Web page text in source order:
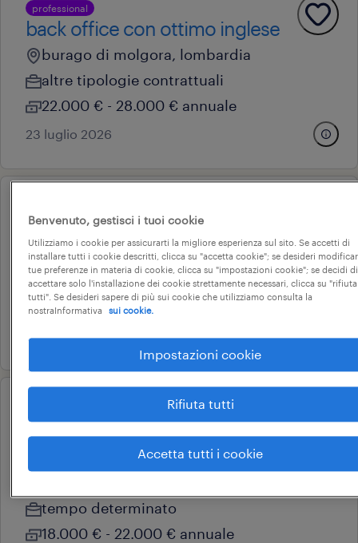
professional
back office con ottimo inglese
burago di molgora, lombardia
altre tipologie contrattuali
22.000 € - 28.000 € annuale
23 luglio 2026
stage back office commerciale
vimodrone, lombardia
stage e tirocini
15.000 € - 18.000 € annuale
24 luglio 2026
impiegato gestione ordini e
spedizioni (m/f/nb)
tempo determinato
18.000 € - 22.000 € annuale
Benvenuto, gestisci i tuoi cookie
Utilizziamo i cookie per assicurarti la migliore esperienza sul sito. Se accetti di
installare tutti i cookie descritti, clicca su "accetta cookie"; se desideri
tue preferenze in materia di cookie, clicca su "impostazioni cookie"; se decidi di
accettare solo l'installazione dei cookie strettamente necessari, clicca su "rifiuta
tutti". Se desideri sapere di più sui cookie che utilizziamo consulta la
nostraInformativa
sui cookie.
Impostazioni cookie
Rifiuta tutti
Accetta tutti i cookie